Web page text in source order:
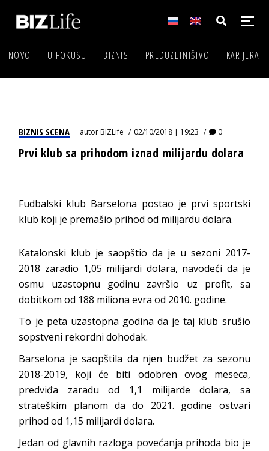
NOVO U FOKUSU BIZNIS PREDUZETNIŠTVO KARIJERA
BIZNIS SCENA autorBIZLife 02/10/2018 | 19:23 0
Prvi klub sa prihodom iznad milijardu dolara
Fudbalski klub Barselona postao je prvi sportski
klub koji je premašio prihod od milijardu dolara.
Katalonski klub je saopštio da je u sezoni 2017-
2018 zaradio 1,05 milijardi dolara, navodeći da je
osmu uzastopnu godinu završio uz profit, sa
dobitkom od 188 miliona evra od 2010. godine.
To je peta uzastopna godina da je taj klub srušio
sopstveni rekordni dohodak.
Barselona je saopštila da njen budžet za sezonu
2018-2019, koji će biti odobren ovog meseca,
predviđa zaradu od 1,1 milijarde dolara, sa
strateškim planom da do 2021. godine ostvari
prihod od 1,15 milijardi dolara.
Jedan od glavnih razloga povećanja prihoda bio je